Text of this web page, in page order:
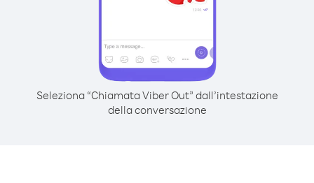
Seleziona “Chiamata Viber Out” dall’intestazione
della conversazione